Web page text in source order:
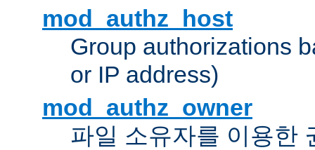
mod_authz_host
Group authorizations
or IP address)
mod_authz_owner
파일 소유자를 이용한